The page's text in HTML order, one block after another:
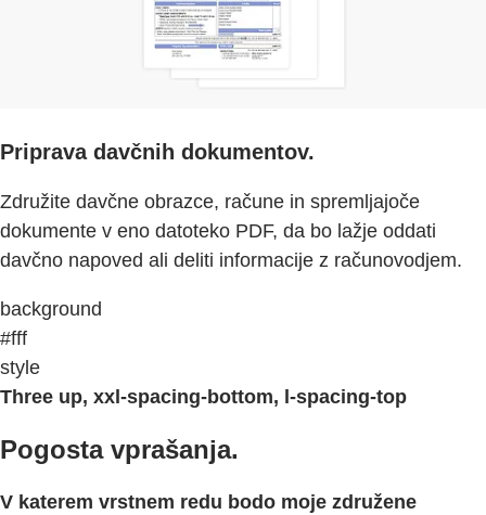
Priprava davčnih dokumentov.
Združite davčne obrazce, račune in spremljajoče
dokumente v eno datoteko PDF, da bo lažje oddati
davčno napoved ali deliti informacije z računovodjem.
background
#fff
style
Three up, xxl-spacing-bottom, l-spacing-top
Pogosta vprašanja.
V katerem vrstnem redu bodo moje združene